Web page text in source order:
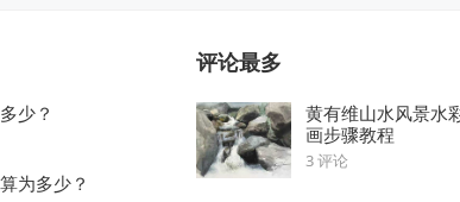
少？
为多少？
评论最多
黄有维山水风景水
画步骤教程
3 评论